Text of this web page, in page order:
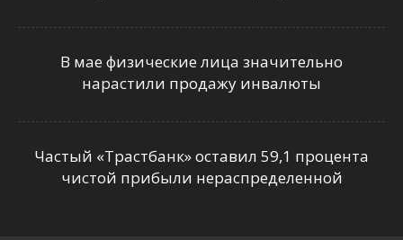
В мае физические лица значительно
нарастили продажу инвалюты
Частый «Трастбанк» оставил 59,1 процента
чистой прибыли нераспределенной